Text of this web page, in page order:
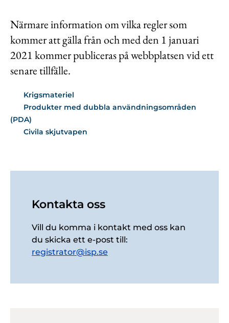
Närmare information om vilka regler som
kommer att gälla från och med den 1 januari
2021 kommer publiceras på webbplatsen vid ett
senare tillfälle.
Krigsmateriel
Produkter med dubbla användningsområden
(PDA)
Civila skjutvapen
Kontakta oss
Vill du komma i kontakt med oss kan
du skicka ett e-post till:
registrator@isp.se